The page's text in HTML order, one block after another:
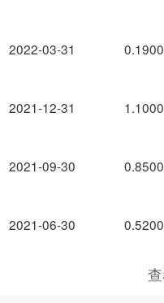
2022-03-31
2021-12-31
2021-09-30
2021-06-30
0.1900
1.1000
0.8500
0.5200